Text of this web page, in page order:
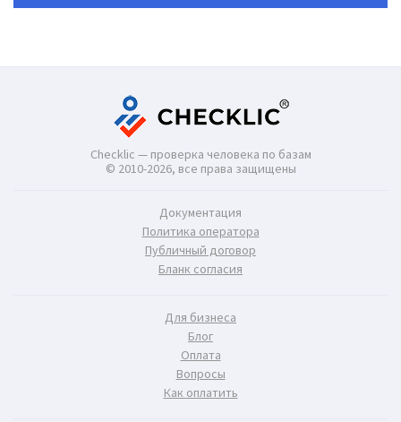
Checklic — проверка человека по базам
© 2010-2026, все права защищены
Документация
Политика оператора
Публичный договор
Бланк согласия
Для бизнеса
Блог
Оплата
Вопросы
Как оплатить